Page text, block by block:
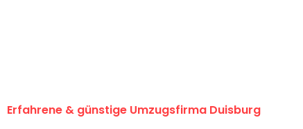
Erfahrene & günstige Umzugsfirma Duisburg